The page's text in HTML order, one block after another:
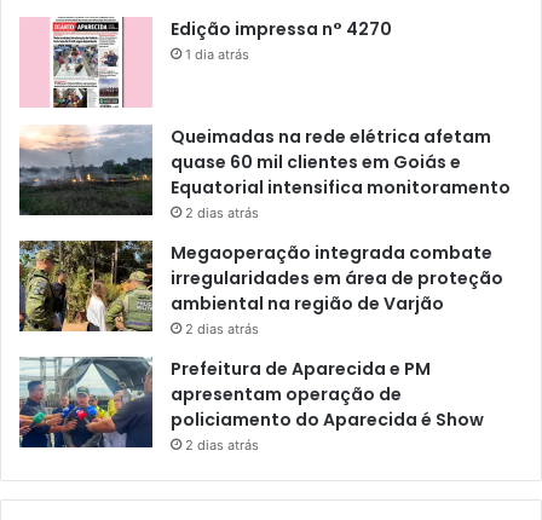
Edição impressa n° 4270
1 dia atrás
Queimadas na rede elétrica afetam
quase 60 mil clientes em Goiás e
Equatorial intensifica monitoramento
2 dias atrás
Megaoperação integrada combate
irregularidades em área de proteção
ambiental na região de Varjão
2 dias atrás
Prefeitura de Aparecida e PM
apresentam operação de
policiamento do Aparecida é Show
2 dias atrás